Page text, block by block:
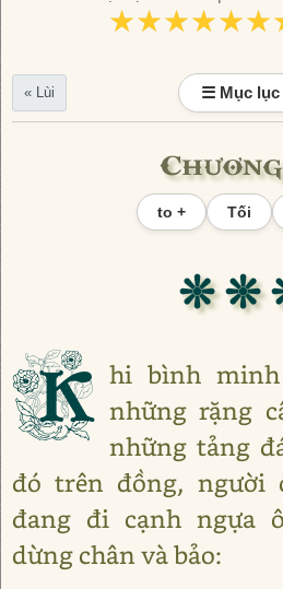
« Lùi ☰ Mục lục
to + Tối
❊ ❊
K hi bình
những rặng
những tảng
đó trên đồng, người
đang đi cạnh ngựa
dừng chân và bảo: